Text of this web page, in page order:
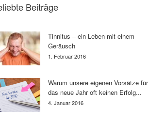
Beiträge
Tinnitus – ein Leben mit einem
Geräusch
1. Februar 2016
Warum unsere eigenen Vorsätze für
das neue Jahr oft keinen Erfolg...
4. Januar 2016